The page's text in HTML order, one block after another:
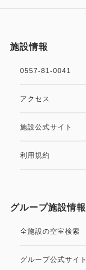
施設情報
0557-81-0041
アクセス
施設公式サイト
利用規約
グループ施設情報
全施設の空室検索
グループ公式サイト